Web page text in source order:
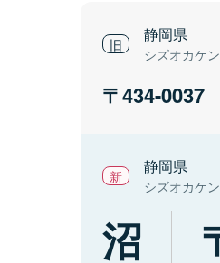
静岡県
シズオカケン
434-0037
静岡県
シズオカケン
沼